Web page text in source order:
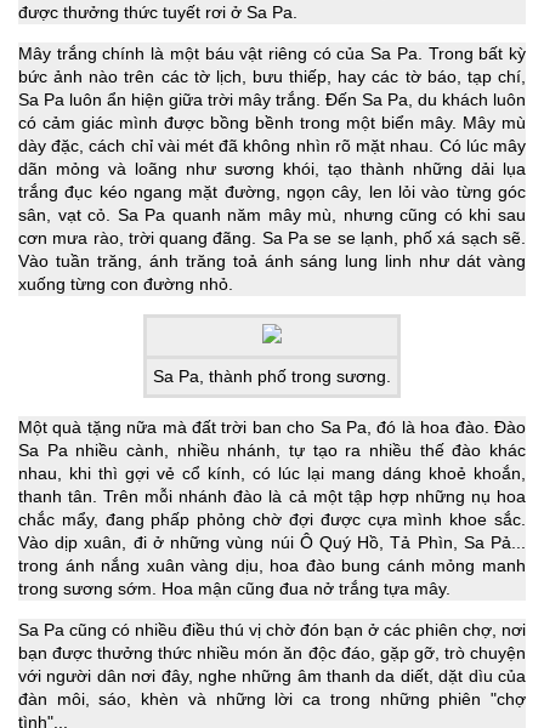
được thưởng thức tuyết rơi ở Sa Pa.
Mây trắng chính là một báu vật riêng có của Sa Pa. Trong bất kỳ
bức ảnh nào trên các tờ lịch, bưu thiếp, hay các tờ báo, tạp chí,
Sa Pa luôn ẩn hiện giữa trời mây trắng. Đến Sa Pa, du khách luôn
có cảm giác mình được bồng bềnh trong một biển mây. Mây mù
dày đặc, cách chỉ vài mét đã không nhìn rõ mặt nhau. Có lúc mây
dãn mỏng và loãng như sương khói, tạo thành những dải lụa
trắng đục kéo ngang mặt đường, ngọn cây, len lỏi vào từng góc
sân, vạt cỏ. Sa Pa quanh năm mây mù, nhưng cũng có khi sau
cơn mưa rào, trời quang đãng. Sa Pa se se lạnh, phố xá sạch sẽ.
Vào tuần trăng, ánh trăng toả ánh sáng lung linh như dát vàng
xuống từng con đường nhỏ.
Sa Pa, thành phố trong sương.
Một quà tặng nữa mà đất trời ban cho Sa Pa, đó là hoa đào. Đào
Sa Pa nhiều cành, nhiều nhánh, tự tạo ra nhiều thế đào khác
nhau, khi thì gợi vẻ cổ kính, có lúc lại mang dáng khoẻ khoắn,
thanh tân. Trên mỗi nhánh đào là cả một tập hợp những nụ hoa
chắc mẩy, đang phấp phỏng chờ đợi được cựa mình khoe sắc.
Vào dịp xuân, đi ở những vùng núi Ô Quý Hồ, Tả Phìn, Sa Pả...
trong ánh nắng xuân vàng dịu, hoa đào bung cánh mỏng manh
trong sương sớm. Hoa mận cũng đua nở trắng tựa mây.
Sa Pa cũng có nhiều điều thú vị chờ đón bạn ở các phiên chợ, nơi
bạn được thưởng thức nhiều món ăn độc đáo, gặp gỡ, trò chuyện
với người dân nơi đây, nghe những âm thanh da diết, dặt dìu của
đàn môi, sáo, khèn và những lời ca trong những phiên "chợ
tình"...